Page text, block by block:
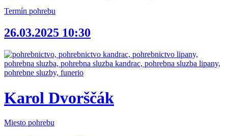
Termín pohrebu
26.03.2025 10:30
Karol Dvorščák
Miesto pohrebu